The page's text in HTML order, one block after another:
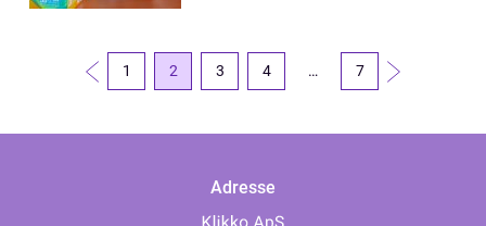
1 2 3 4 … 7
Adresse